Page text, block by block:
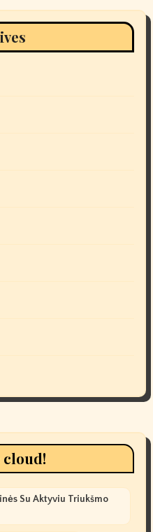
cloud!
Su Aktyviu Triukšmo